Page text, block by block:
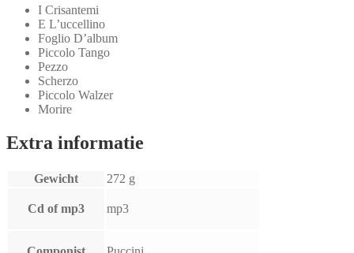
I Crisantemi
E L’uccellino
Foglio D’album
Piccolo Tango
Pezzo
Scherzo
Piccolo Walzer
Morire
Extra informatie
Gewicht 272 g
Cd of mp3 mp3